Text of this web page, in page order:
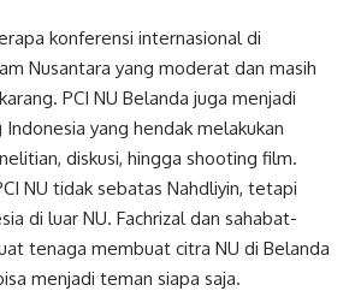
konferensi internasional di
Nusantara yang moderat dan masih
PCI NU Belanda juga menjadi
yang hendak melakukan
diskusi, hingga shooting film.
NU tidak sebatas Nahdliyin, tetapi
di luar NU. Fachrizal dan sahabat-
tenaga membuat citra NU di Belanda
menjadi teman siapa saja.